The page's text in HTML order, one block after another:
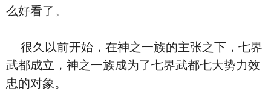
么好看了。
很久以前开始，在神之一族的主张之下，七界
武都成立，神之一族成为了七界武都七大势力效
忠的对象。